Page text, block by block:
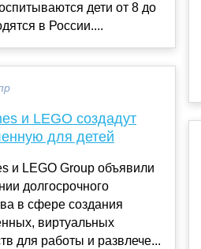
дети от 8 до
в России....
и LEGO создадут
для детей
и LEGO Group объявили
долгосрочного
в сфере создания
виртуальных
для работы и развлече...